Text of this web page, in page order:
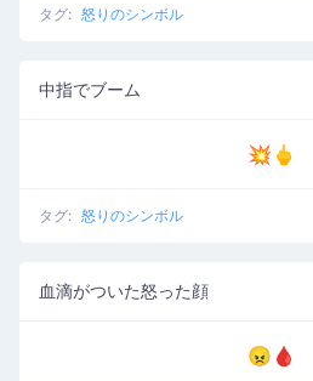
タグ: 怒りのシンボル
中指でブーム
💥🖕
タグ: 怒りのシンボル
血滴がついた怒った顔
😠🩸